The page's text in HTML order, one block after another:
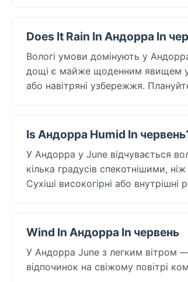
Does It Rain In Андорра In
Вологі умови домінують у
дощі є майже щоденним явищем у
або навітряні узбережжя.
Is Андорра Humid In
У Андорра у June відчувається
кілька градусів спекотнішими,
Сухіші високогірні або
Wind In Андорра In червень
У Андорра June з легким вітром
відпочинок на свіжому повітрі